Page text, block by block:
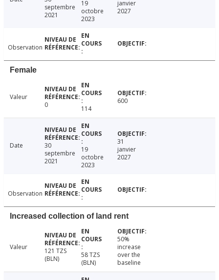
septembre
2021
19
octobre
2023
janvier
2027
Observation
Female
Valeur
0
114
600
Date
30
septembre
2021
19
octobre
2023
31
janvier
2027
Observation
Increased collection of land rent
Valeur
121 TZS
(BLN)
58 TZS
(BLN)
50%
increase
over the
baseline